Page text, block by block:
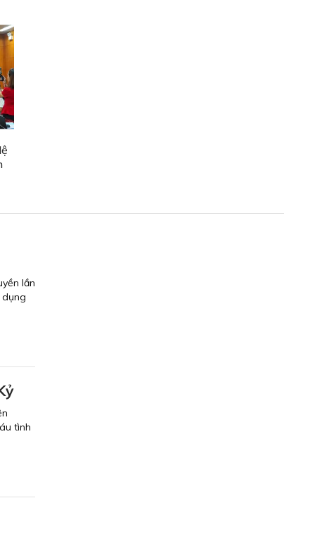
lần
tình